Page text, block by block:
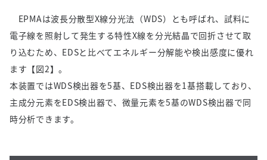
EPMAは波長分散型X線分光法（WDS）とも呼ばれ、試料に
電子線を照射して発生する特性X線を分光結晶で回折させて取
り込むため、EDSと比べてエネルギー分解能や検出感度に優れ
ます【図2】。
本装置ではWDS検出器を5基、EDS検出器を1基搭載しており、
主成分元素をEDS検出器で、微量元素を5基のWDS検出器で同
時分析できます。